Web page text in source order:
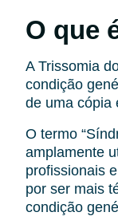
O que
A Trissomia
condição
de uma cópia
O termo
amplamente
profissionais
por ser mais
condição